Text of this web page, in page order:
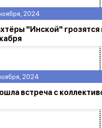
2024
встреча с
2024
"Инской" грозятся